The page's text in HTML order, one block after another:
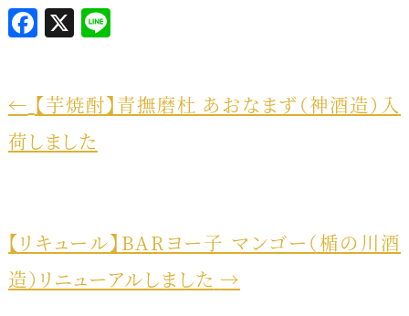
F
a
e
b
k
X L
e
← 【芋焼酎】青撫磨杜 あおなまず（神酒造）入
荷しました
【リキュール】BARヨー子 マンゴー（楯の川酒
造）リニューアルしました →